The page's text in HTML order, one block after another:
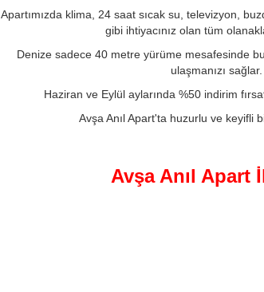
Apartımızda klima, 24 saat sıcak su, televizyon,
gibi ihtiyacınız olan tüm
Denize sadece 40 metre yürüme mesafesinde
ulaşmanızı sağlar.
Haziran ve Eylül aylarında %50 indirim
Avşa Anıl Apart'ta huzurlu ve keyifli
Avşa Anıl Apart